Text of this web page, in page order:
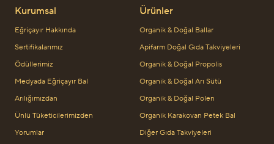
Kurumsal
Eğriçayır Hakkında
Sertifikalarımız
Ödüllerimiz
Medyada Eğriçayır Bal
Arılığımızdan
Ünlü Tüketicilerimizden
Yorumlar
Ürünler
Organik & Doğal Ballar
Apifarm Doğal Gıda Takviyeleri
Organik & Doğal Propolis
Organik & Doğal Arı Sütü
Organik & Doğal Polen
Organik Karakovan Petek Bal
Diğer Gıda Takviyeleri